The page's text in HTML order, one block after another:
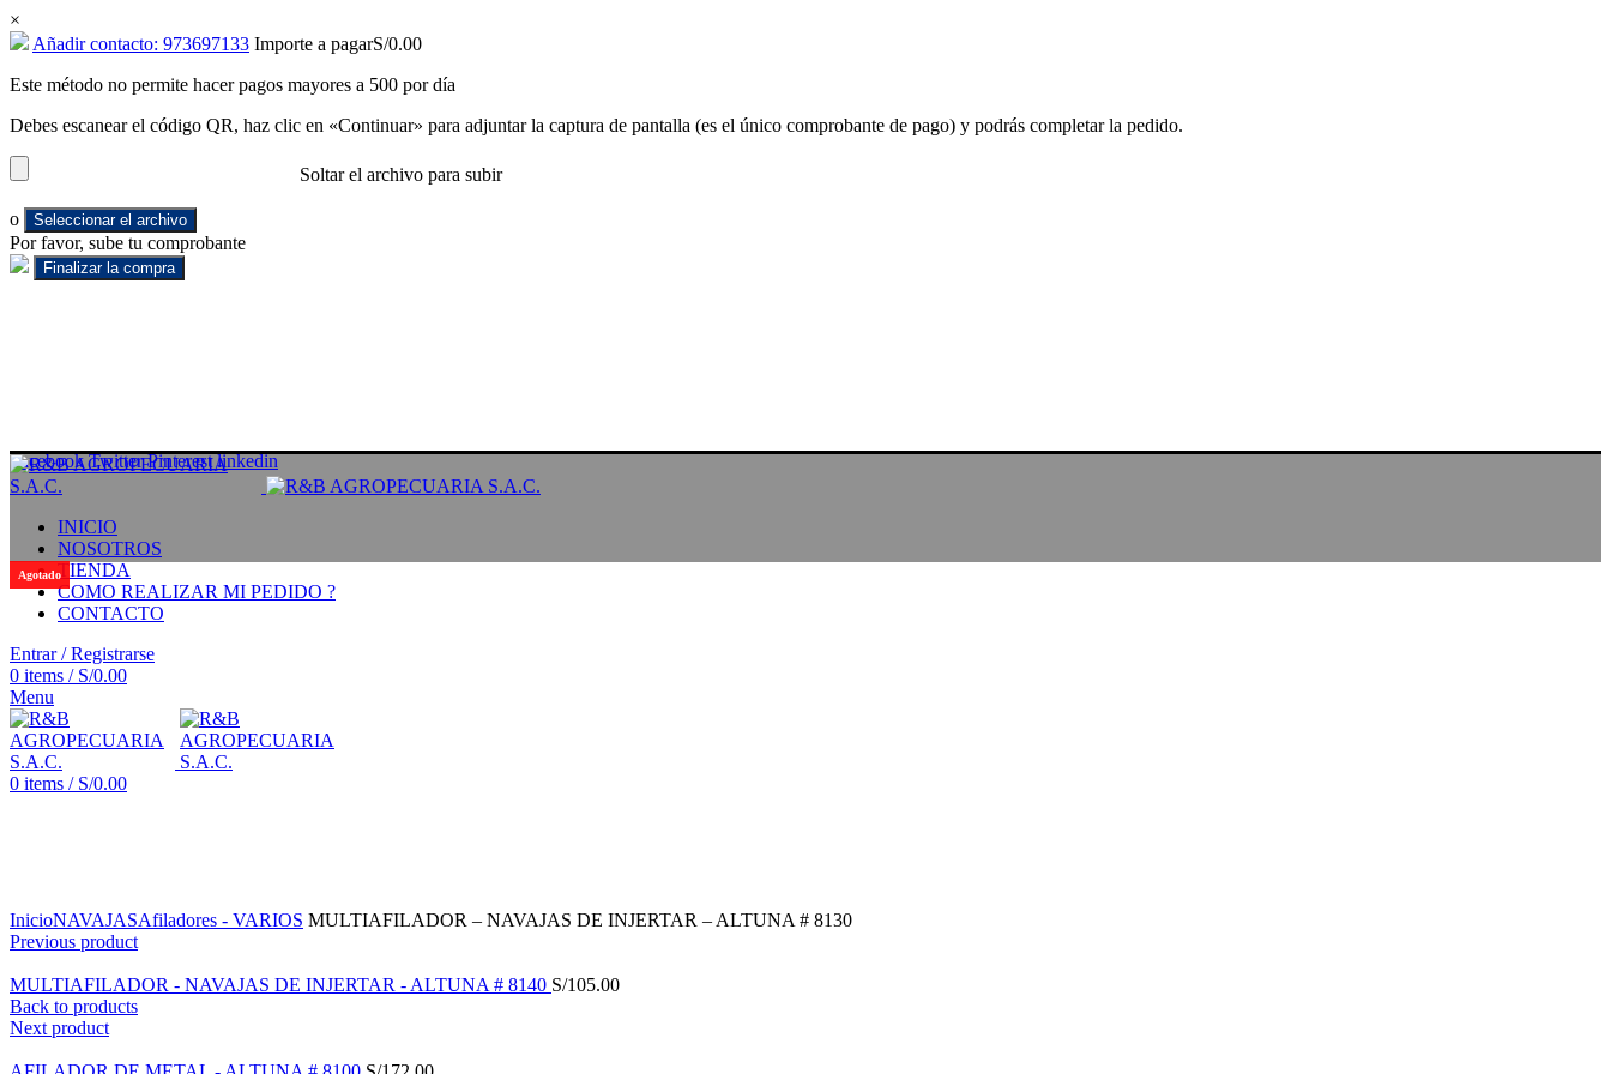
×
Añadir contacto: 973697133 Importe a pagarS/0.00
Este método no permite hacer pagos mayores a 500 por día
Debes escanear el código QR, haz clic en «Continuar» para adjuntar la captura de pantalla (es el único comprobante de pago) y podrás completar la pedido.
Soltar el archivo para subir
o Seleccionar el archivo
Por favor, sube tu comprobante
Facebook Twitter Pinterest linkedin
INICIO
NOSOTROS
TIENDA
COMO REALIZAR MI PEDIDO ?
CONTACTO
Entrar / Registrarse
0 items / S/0.00
Menu
0 items / S/0.00
Agotado
InicioNAVAJASAfiladores - VARIOS MULTIAFILADOR – NAVAJAS DE INJERTAR – ALTUNA # 8130
Previous product
MULTIAFILADOR - NAVAJAS DE INJERTAR - ALTUNA # 8140 S/105.00
Back to products
Next product